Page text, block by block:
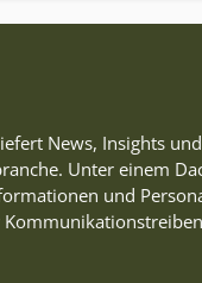
News, Insights
Unter einem
und